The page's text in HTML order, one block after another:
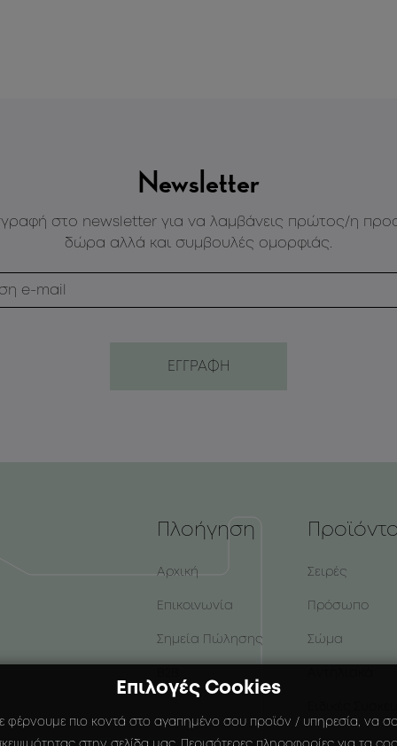
Newsletter
στο newsletter για να λαμβάνεις πρώτος/η
δώρα αλλά και συμβουλές ομορφιάς.
Πλοήγηση
Αρχική
Επικοινωνία
Σημεία Πώλησης
Σειρές
Πρόσωπο
Σώμα
Επιλογές Cookies
πιο κοντά στο αγαπημένο σου προϊόν / υπηρεσία, να